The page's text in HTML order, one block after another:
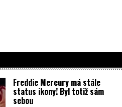
Freddie Mercury má stále
status ikony! Byl totiž sám
sebou